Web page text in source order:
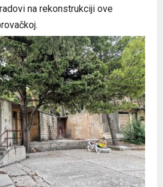
na rekonstrukciji ove